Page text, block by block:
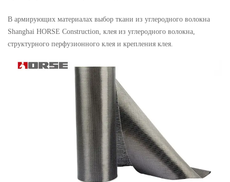
В армирующих материалах выбор ткани из углеродного волокна
Shanghai HORSE Construction, клея из углеродного волокна,
структурного перфузионного клея и крепления клея.